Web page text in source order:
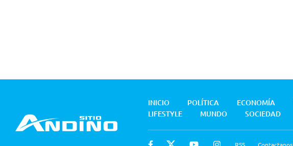
INICIO POLÍTICA ECONOMÍA
LIFESTYLE
MUNDO SOCIEDAD